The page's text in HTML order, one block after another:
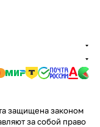
защищена законом
за собой право